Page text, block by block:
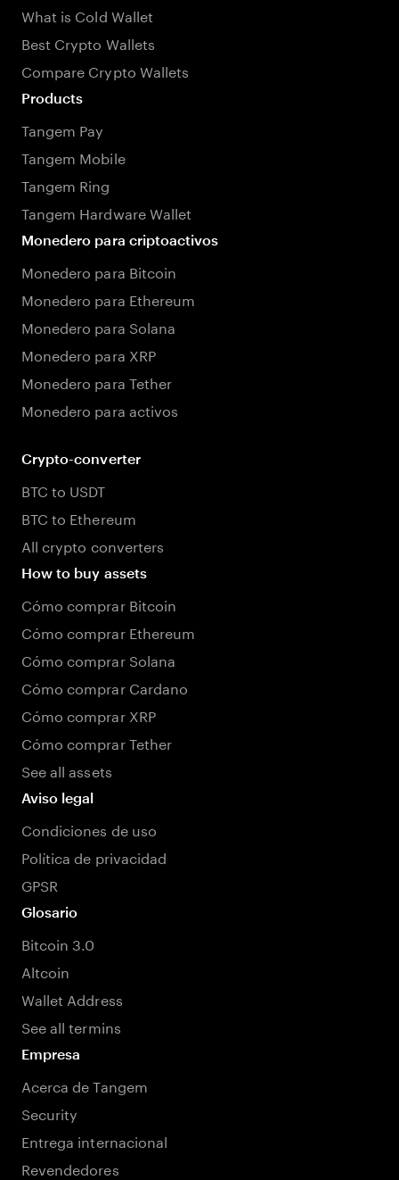
What is Cold Wallet
Best Crypto Wallets
Compare Crypto Wallets
Products
Tangem Pay
Tangem Mobile
Tangem Ring
Tangem Hardware Wallet
Monedero para criptoactivos
Monedero para Bitcoin
Monedero para Ethereum
Monedero para Solana
Monedero para XRP
Monedero para Tether
Monedero para activos
Crypto-converter
BTC to USDT
BTC to Ethereum
All crypto converters
How to buy assets
Cómo comprar Bitcoin
Cómo comprar Ethereum
Cómo comprar Solana
Cómo comprar Cardano
Cómo comprar XRP
Cómo comprar Tether
See all assets
Aviso legal
Condiciones de uso
Política de privacidad
GPSR
Glosario
Bitcoin 3.0
Altcoin
Wallet Address
See all termins
Empresa
Acerca de Tangem
Security
Entrega internacional
Revendedores